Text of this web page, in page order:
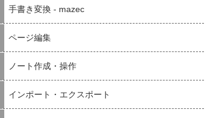
手書き変換 - mazec
ページ編集
ノート作成・操作
インポート・エクスポート